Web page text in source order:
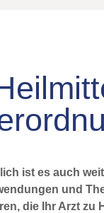
ist es auch
und
die Ihr Arzt zu